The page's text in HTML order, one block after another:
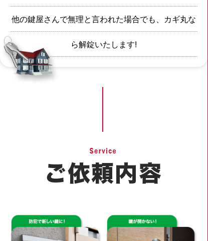
他の鍵屋さんで無理と言われた場合でも、カギ丸な
ら解錠いたします!